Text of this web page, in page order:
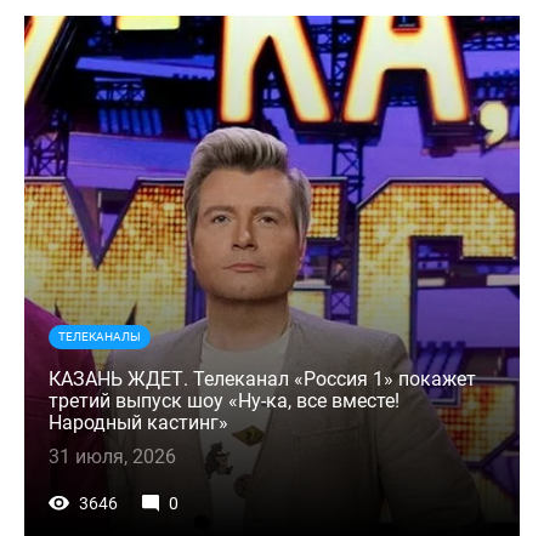
ТЕЛЕКАНАЛЫ
КАЗАНЬ ЖДЕТ. Телеканал «Россия 1» покажет
третий выпуск шоу «Ну-ка, все вместе!
Народный кастинг»
31 июля, 2026
3646 0